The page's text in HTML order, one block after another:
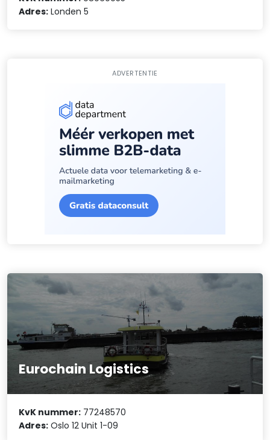
Adres: Londen 5
ADVERTENTIE
Eurochain Logistics
KvK nummer: 77248570
Adres: Oslo 12 Unit 1-09